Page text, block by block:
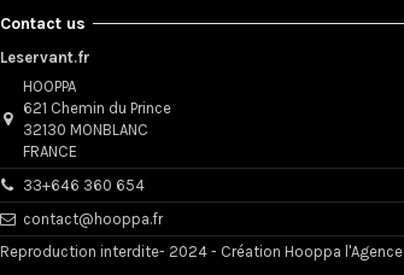
Contact us
Leservant.fr
HOOPPA
621 Chemin du Prince
32130 MONBLANC
FRANCE
33+646 360 654
contact@hooppa.fr
Reproduction interdite- 2024 - Création Hooppa l'Agence